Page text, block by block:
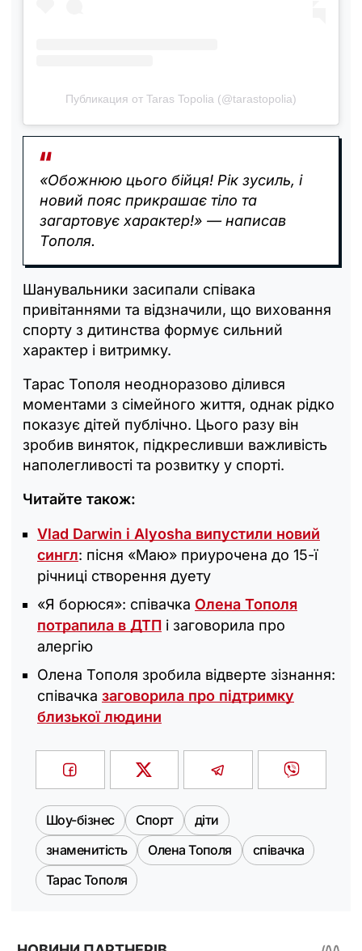
Публикация от Taras Topolia (@tarastopolia)
«Обожнюю цього бійця! Рік зусиль, і
новий пояс прикрашає тіло та
загартовує характер!» — написав
Тополя.
Шанувальники засипали співака
привітаннями та відзначили, що виховання
спорту з дитинства формує сильний
характер і витримку.
Тарас Тополя неодноразово ділився
моментами з сімейного життя, однак рідко
показує дітей публічно. Цього разу він
зробив виняток, підкресливши важливість
наполегливості та розвитку у спорті.
Читайте також:
Vlad Darwin і Alyosha випустили новий
сингл: пісня «Маю» приурочена до 15-ї
річниці створення дуету
«Я борюся‎»: співачка Олена Тополя
потрапила в ДТП і заговорила про
алергію
Олена Тополя зробила відверте зізнання:
співачка заговорила про підтримку
близької людини
Шоу-бізнес Спорт
діти
знаменитість
Олена Тополя
співачка
Тарас Тополя